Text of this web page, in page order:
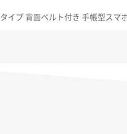
イプ 背面ベルト付き 手帳型スマ